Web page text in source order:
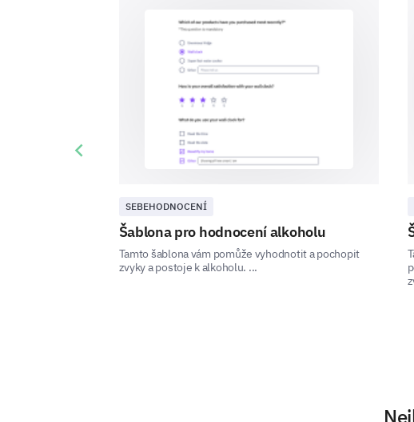
SEBEHODNOCENÍ
Šablona pro hodnocení alkoholu
Tamto šablona vám pomůže vyhodnotit a pochopit
zvyky a postoje k alkoholu. ...
Previous slide